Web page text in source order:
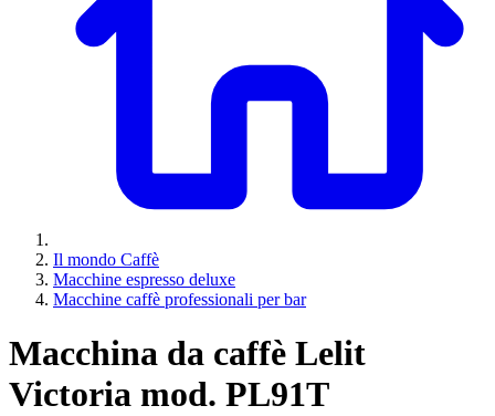
Il mondo Caffè
Macchine espresso deluxe
Macchine caffè professionali per bar
Macchina da caffè Lelit
Victoria mod. PL91T